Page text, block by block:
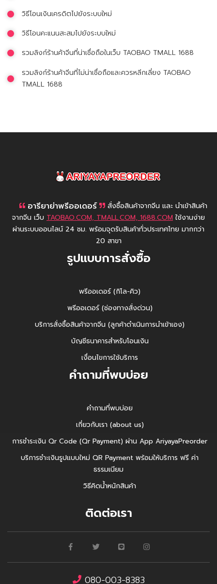
วิธีโอนเงินเครดิตไปยังระบบใหม่
วิธีโอนคะแนนสะสมไปยังระบบใหม่
รวมลิงก์ร้านค้าจีนที่น่าเชื่อถือในเว็บ TAOBAO TMALL 1688
รวมลิงก์ร้านค้าจีนที่ไม่น่าเชื่อถือและควรหลีกเลี่ยง TAOBAO
TMALL 1688
AriyayaPreorder
อารียาย่าพรีออเดอร์
สั่งซื้อสินค้าจากจีน และ นำเข้าสินค้า
จากจีน เว็บ TAOBAO.COM, TMALL.COM, 1688.COMใช้งานง่าย
ผ่านระบบออนไลน์ 24 ชม. พร้อมจุดรับสินค้าทั่วประเทศไทย มากกว่า
20 สาขา
รูปแบบการสั่งซื้อ
พรีออเดอร์ (กิโล-คิว)
พรีออเดอร์ (ช่องทางสั่งด่วน)
บริการสั่งซื้อสินค้าจากจีน (ลูกค้าดำเนินการนำเข้าเอง)
บัญชีธนาคารสำหรับโอนเงิน
เงื่อนไขการใช้บริการ
คำถามที่พบบ่อย
คำถามที่พบบ่อย
เกี่ยวกับเรา (about us)
การชำระเงิน Qr Code (Qr Payment) ผ่าน App AriyayaPreorder
บริการชำะเงินรูปแบบใหม่ QR Payment พร้อมให้บริการ ฟรี ค่า
ธรรมเนียม
วิธีคิดน้ำหนักสินค้า
ติดต่อเรา
080-003-8383